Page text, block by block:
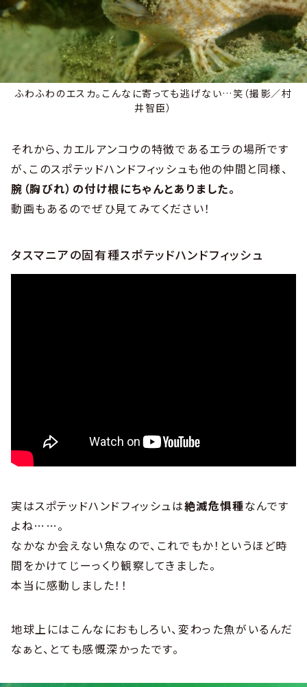
ふわふわのエスカ。こんなに寄っても逃げない…笑（撮影／村
井智臣）
それから、カエルアンコウの特徴であるエラの場所です
が、このスポテッドハンドフィッシュも他の仲間と同様、
腕（胸びれ）の付け根にちゃんとありました。
動画もあるのでぜひ見てみてください！
タスマニアの固有種スポテッドハンドフィッシュ
実はスポテッドハンドフィッシュは絶滅危惧種なんです
よね……。
なかなか会えない魚なので、これでもか！というほど時
間をかけてじーっくり観察してきました。
本当に感動しました！！
地球上にはこんなにおもしろい、変わった魚がいるんだ
なぁと、とても感慨深かったです。